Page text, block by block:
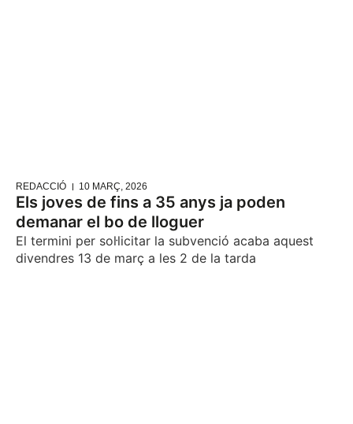
REDACCIÓ 10 MARÇ, 2026
Els joves de fins a 35 anys ja poden
demanar el bo de lloguer
El termini per sol·licitar la subvenció acaba aquest
divendres 13 de març a les 2 de la tarda